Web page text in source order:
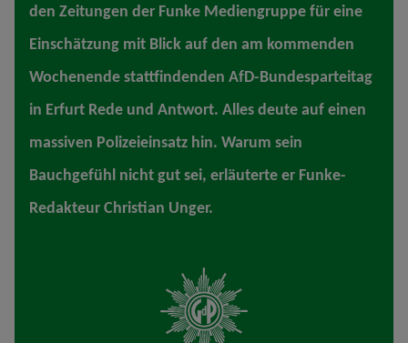
den Zeitungen der Funke Mediengruppe für eine
Einschätzung mit Blick auf den am kommenden
Wochenende stattfindenden AfD-Bundesparteitag
in Erfurt Rede und Antwort. Alles deute auf einen
massiven Polizeieinsatz hin. Warum sein
Bauchgefühl nicht gut sei, erläuterte er Funke-
Redakteur Christian Unger.